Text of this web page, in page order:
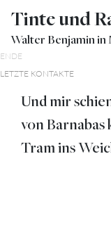
Tinte und
Walter Benjamin in
ENDE
LETZTE KONTAKTE
Und mir
von Barnabas
Tram ins